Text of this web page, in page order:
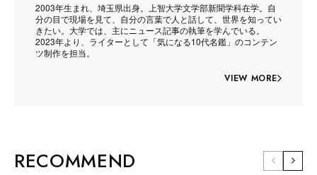
2003年生まれ、埼玉県出身。上智大学文学部新聞学科在学。自
分の目で現場を見て、自分の言葉で人と話して、世界を知ってい
きたい。大学では、主にニュース記事の執筆を学んでいる。
2023年より、ライターとして「気になる10代名鑑」のコンテン
ツ制作を担当。
VIEW MORE
RECOMMEND